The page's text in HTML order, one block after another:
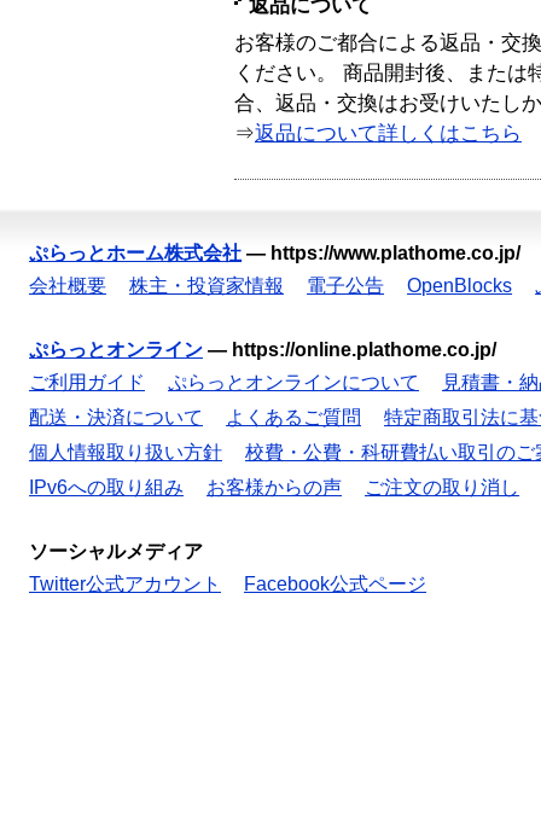
返品について
お客様のご都合による返品・交
ください。 商品開封後、または
合、返品・交換はお受けいたし
⇒返品について詳しくはこちら
ぷらっとホーム株式会社 — https://www.plathome.co.jp/
会社概要
株主・投資家情報 電子公告 OpenBlocks
ぷらっとオンライン — https://online.plathome.co.jp/
ご利用ガイド
ぷらっとオンラインについて
見積書・
配送・決済について
よくあるご質問
特定商取引法に
個人情報取り扱い方針
校費・公費・科研費払い取引のご
IPv6への取り組み
お客様からの声 ご注文の取り消し
ソーシャルメディア
Twitter公式アカウント
Facebook公式ページ